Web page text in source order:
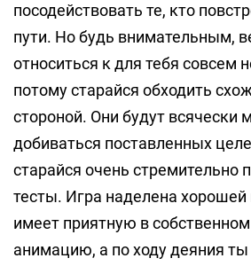
посодействовать те, кто
пути. Но будь внимательным,
относиться к для тебя совсем
потому старайся обходить
стороной. Они будут всячески
добиваться поставленных
старайся очень стремительно
тесты. Игра наделена хорошей
имеет приятную в
анимацию, а по ходу деяния